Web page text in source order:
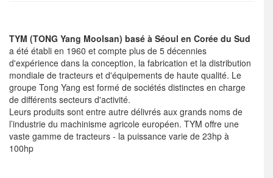
TYM (TONG Yang Moolsan) basé à Séoul en Corée du Sud
a été établi en 1960 et compte plus de 5 décennies
d'expérience dans la conception, la fabrication et la distribution
mondiale de tracteurs et d'équipements de haute qualité. Le
groupe Tong Yang est formé de sociétés distinctes en charge
de différents secteurs d'activité.
Leurs produits sont entre autre délivrés aux grands noms de
l’industrie du machinisme agricole européen. TYM offre une
vaste gamme de tracteurs - la puissance varie de 23hp à
100hp